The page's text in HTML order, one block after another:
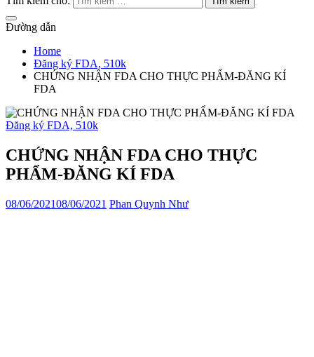
Đường dẫn
Home
Đăng ký FDA, 510k
CHỨNG NHẬN FDA CHO THỰC PHẨM-ĐĂNG KÍ
FDA
Đăng ký FDA, 510k
CHỨNG NHẬN FDA CHO THỰC
PHẨM-ĐĂNG KÍ FDA
08/06/202108/06/2021 Phan Quynh Như